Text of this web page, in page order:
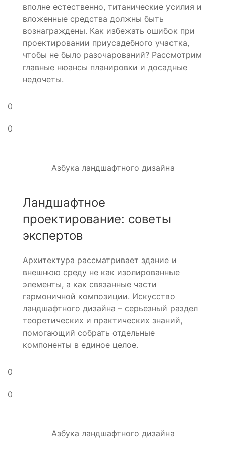
вполне естественно, титанические усилия и
вложенные средства должны быть
вознаграждены. Как избежать ошибок при
проектировании приусадебного участка,
чтобы не было разочарований? Рассмотрим
главные нюансы планировки и досадные
недочеты.
0
0
Азбука ландшафтного дизайна
Ландшафтное
проектирование: советы
экспертов
Архитектура рассматривает здание и
внешнюю среду не как изолированные
элементы, а как связанные части
гармоничной композиции. Искусство
ландшафтного дизайна – серьезный раздел
теоретических и практических знаний,
помогающий собрать отдельные
компоненты в единое целое.
0
0
Азбука ландшафтного дизайна